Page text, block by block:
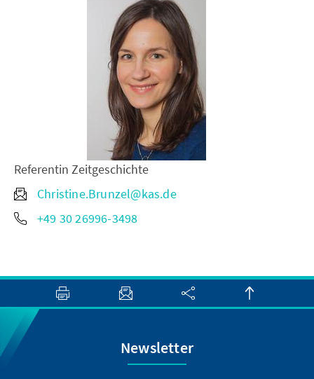
Referentin Zeitgeschichte
Christine.Brunzel@kas.de
+49 30 26996-3498
Newsletter